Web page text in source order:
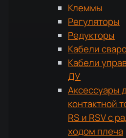
Клеммы
Регуляторы
Редукторы
Кабели
Кабели
ДУ
Аксессуары
контактной
RS и RSV с
ходом плеча